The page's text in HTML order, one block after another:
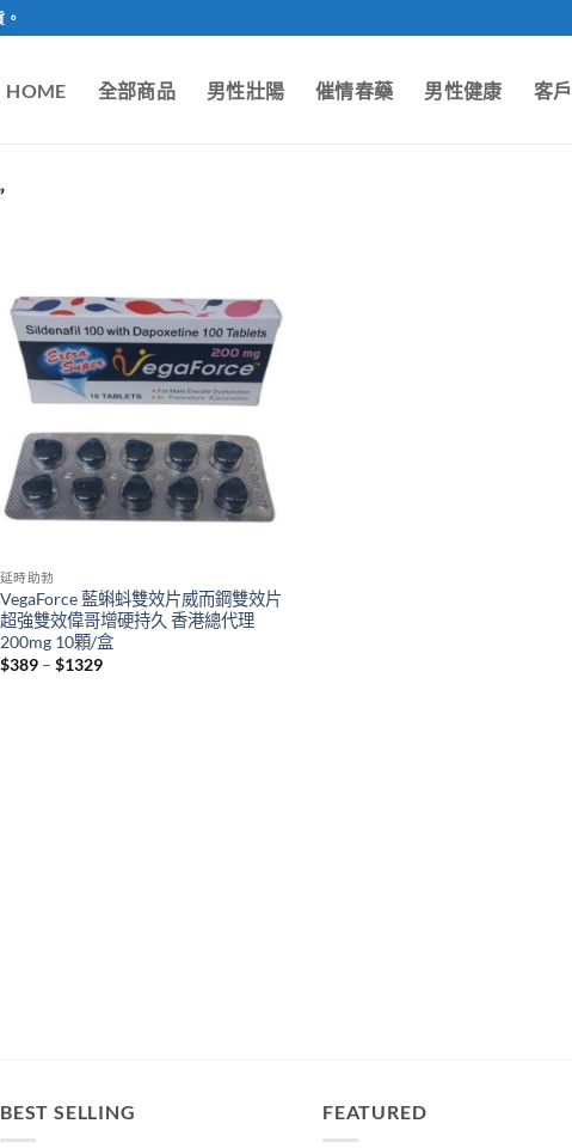
HOME 全部商品 男性壯陽 催情春藥 男性健康 客
延時助勃
VegaForce 藍蝌蚪雙效片威而鋼雙效片
超強雙效偉哥增硬持久 香港總代理
200mg 10顆/盒
$389 – $1329Price
BEST SELLING FEATURED